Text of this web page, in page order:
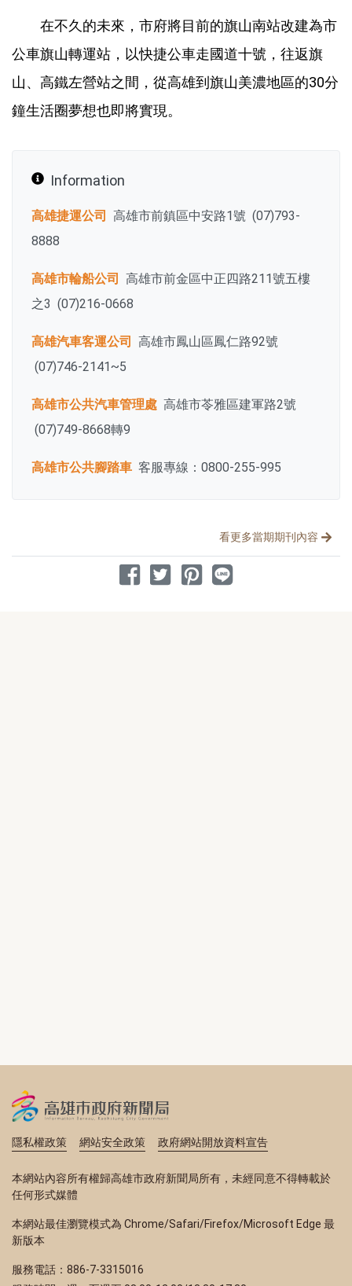
在不久的未來，市府將目前的旗山南站改建為市
公車旗山轉運站，以快捷公車走國道十號，往返旗
山、高鐵左營站之間，從高雄到旗山美濃地區的30分
鐘生活圈夢想也即將實現。
Information
高雄捷運公司
高雄市前鎮區中安路1號 (07)793-
8888
高雄市輪船公司
高雄市前金區中正四路211號五樓
之3 (07)216-0668
高雄汽車客運公司
高雄市鳳山區鳳仁路92號
(07)746-2141~5
高雄市公共汽車管理處 高雄市苓雅區建軍路2號
(07)749-8668轉9
高雄市公共腳踏車 客服專線：0800-255-995
看更多當期期刊內容
分享文章
分享到 Facebook
分享到 Twitter
分享到 Pinterest
分享到 Line
隱私權政策 網站安全政策 政府網站開放資料宣告
本網站內容所有權歸高雄市政府新聞局所有，未經同意不得轉載於
任何形式媒體
本網站最佳瀏覽模式為 Chrome/Safari/Firefox/Microsoft Edge 最
新版本
服務電話：886-7-3315016